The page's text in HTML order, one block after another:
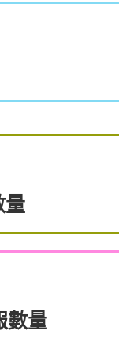
量
數量